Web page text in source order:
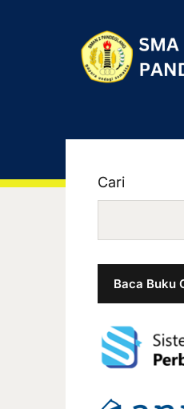
Cari
Baca Buku